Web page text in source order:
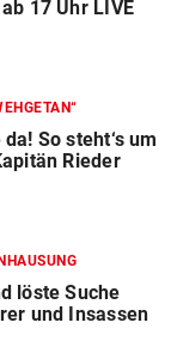
17 Uhr LIVE
da! So steht‘s um
Rieder
löste Suche
und Insassen